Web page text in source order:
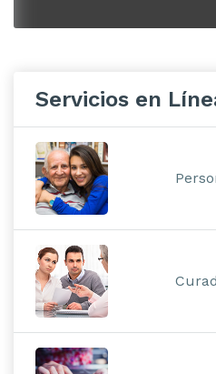
Servicios en